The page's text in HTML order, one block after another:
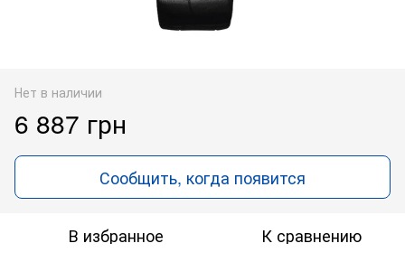
Нет в наличии
6 887 грн
Сообщить, когда появится
В избранное К сравнению